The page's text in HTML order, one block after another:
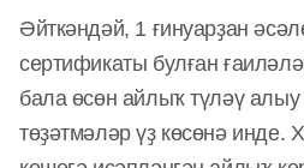
Әйткәндәй, 1 ғинуарҙан
сертификаты булған
бала өсөн айлыҡ түләү
төҙәтмәләр үҙ көсөнә инде.